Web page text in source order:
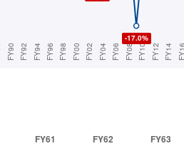
FY61 FY62 FY63